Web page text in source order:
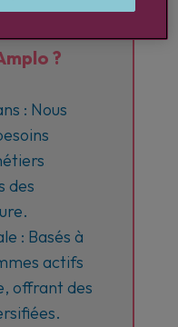
?
: Nous
des
: Basés à
actifs
offrant des